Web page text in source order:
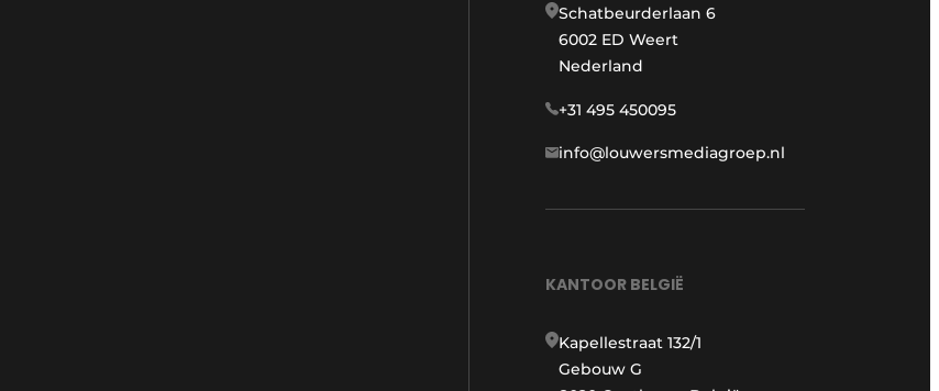
Schatbeurderlaan 6
6002 ED Weert
Nederland
+31 495 450095
info@louwersmediagroep.nl
KANTOOR BELGIË
Kapellestraat 132/1
Gebouw G